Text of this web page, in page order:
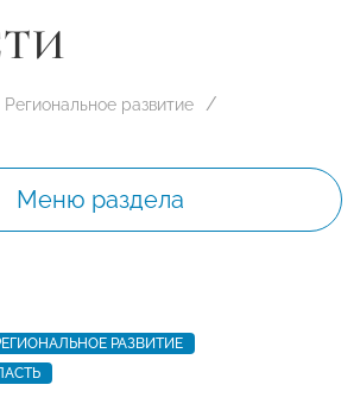
Региональное развитие
Меню раздела
РАЗВИТИЕ